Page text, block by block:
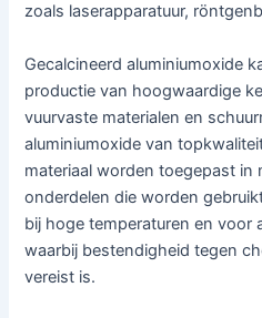
zoals laserapparatuur,
Gecalcineerd aluminiumoxide
productie van hoogwaardige
vuurvaste materialen en
aluminiumoxide van
materiaal worden toegepast in
onderdelen die worden
bij hoge temperaturen en voor
waarbij bestendigheid tegen
vereist is.